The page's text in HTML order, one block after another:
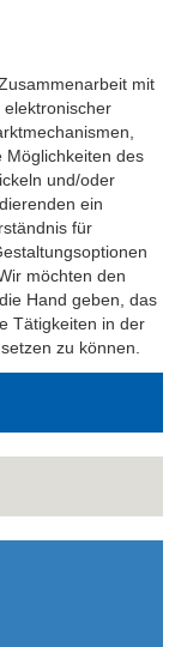
mit
Möglichkeiten des
und/oder
ein
für
möchten den
Hand geben, das
Tätigkeiten in der
zu können.